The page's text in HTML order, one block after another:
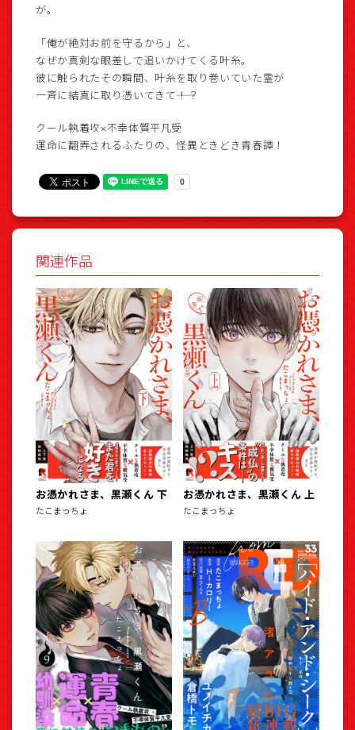
が。
「俺が絶対お前を守るから」と、
なぜか真剣な眼差しで追いかけてくる叶糸。
彼に触られたその瞬間、叶糸を取り巻いていた霊が
一斉に結真に取り憑いてきて――！？
クール執着攻×不幸体質平凡受
運命に翻弄されるふたりの、怪異ときどき青春譚！
関連作品
お憑かれさま、黒瀬くん 下
たこまっちょ
お憑かれさま、黒瀬くん 上
たこまっちょ